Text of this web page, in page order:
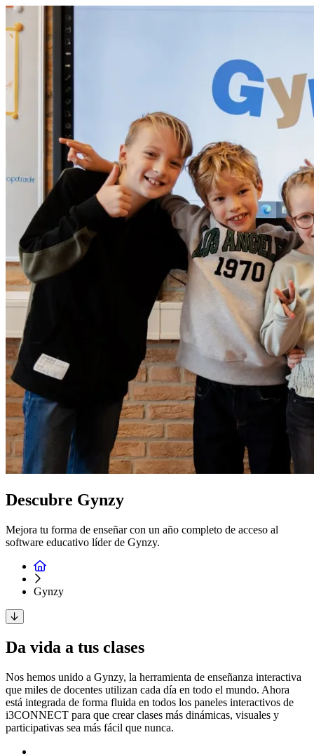
Descubre Gynzy
Mejora tu forma de enseñar con un año completo de acceso al
software educativo líder de Gynzy.
Gynzy
Da vida a tus clases
Nos hemos unido a Gynzy, la herramienta de enseñanza interactiva
que miles de docentes utilizan cada día en todo el mundo. Ahora
está integrada de forma fluida en todos los paneles interactivos de
i3CONNECT para que crear clases más dinámicas, visuales y
participativas sea más fácil que nunca.